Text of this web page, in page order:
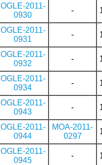
OGLE-2011-
0930
-
OGLE-2011-
0931
-
OGLE-2011-
0932
-
OGLE-2011-
0934
-
OGLE-2011-
0943
-
OGLE-2011-
0944
MOA-2011-
0297
OGLE-2011-
0945
-